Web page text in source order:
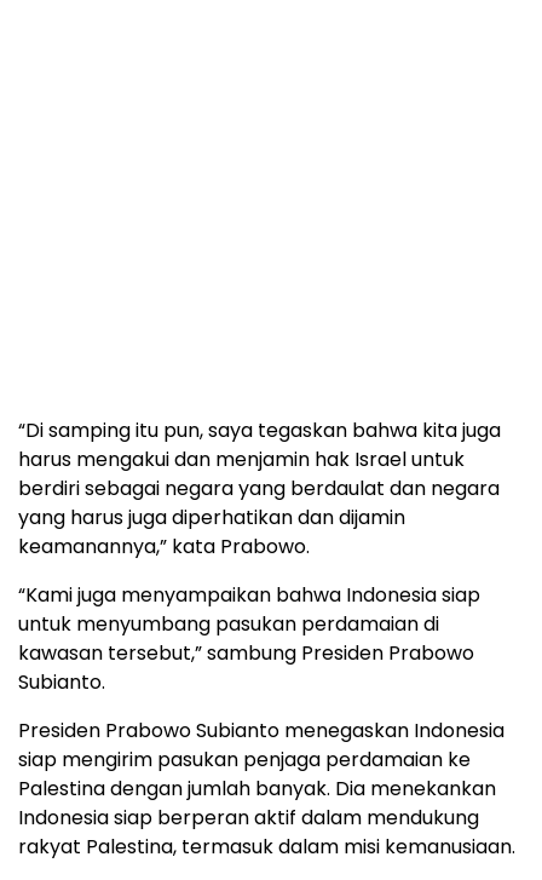
“Di samping itu pun, saya tegaskan bahwa kita juga
harus mengakui dan menjamin hak Israel untuk
berdiri sebagai negara yang berdaulat dan negara
yang harus juga diperhatikan dan dijamin
keamanannya,” kata Prabowo.
“Kami juga menyampaikan bahwa Indonesia siap
untuk menyumbang pasukan perdamaian di
kawasan tersebut,” sambung Presiden Prabowo
Subianto.
Presiden Prabowo Subianto menegaskan Indonesia
siap mengirim pasukan penjaga perdamaian ke
Palestina dengan jumlah banyak. Dia menekankan
Indonesia siap berperan aktif dalam mendukung
rakyat Palestina, termasuk dalam misi kemanusiaan.